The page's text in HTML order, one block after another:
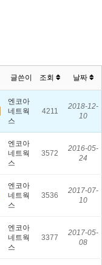
글쓴이 조회 날짜
엔코아
네트웍
스
4211
2018-12-
10
엔코아
네트웍
스
3572
2016-05-
24
엔코아
네트웍
스
3536
2017-07-
10
엔코아
네트웍
스
3377
2017-05-
08